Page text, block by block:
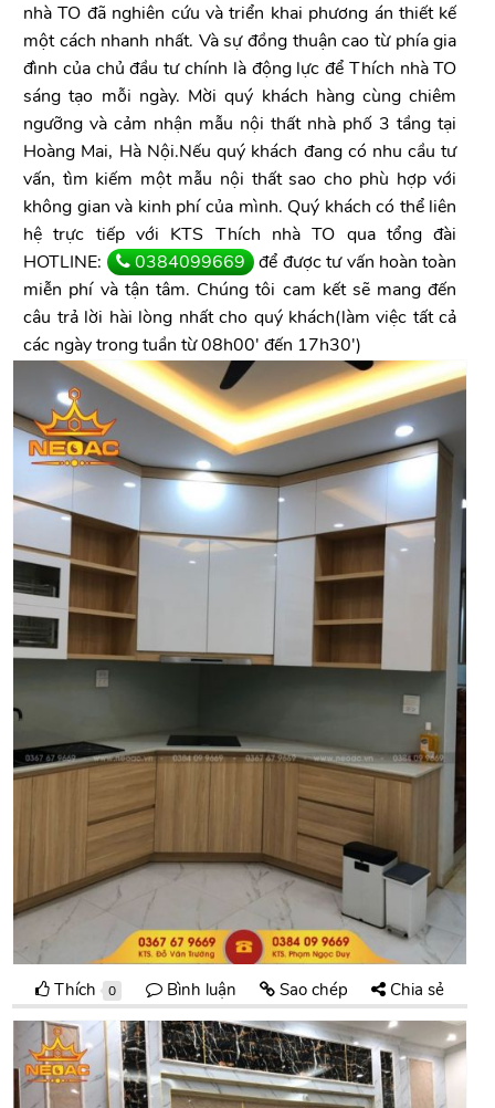
nhà TO đã nghiên cứu và triển khai phương án thiết kế
một cách nhanh nhất. Và sự đồng thuận cao từ phía gia
đình của chủ đầu tư chính là động lực để Thích nhà TO
sáng tạo mỗi ngày. Mời quý khách hàng cùng chiêm
ngưỡng và cảm nhận mẫu nội thất nhà phố 3 tầng tại
Hoàng Mai, Hà Nội.Nếu quý khách đang có nhu cầu tư
vấn, tìm kiếm một mẫu nội thất sao cho phù hợp với
không gian và kinh phí của mình. Quý khách có thể liên
hệ trực tiếp với KTS Thích nhà TO qua tổng đài
HOTLINE:
0384099669 để được tư vấn hoàn toàn
miễn phí và tận tâm. Chúng tôi cam kết sẽ mang đến
câu trả lời hài lòng nhất cho quý khách(làm việc tất cả
các ngày trong tuần từ 08h00' đến 17h30')
Thích 0 Bình luận Sao chép Chia sẻ